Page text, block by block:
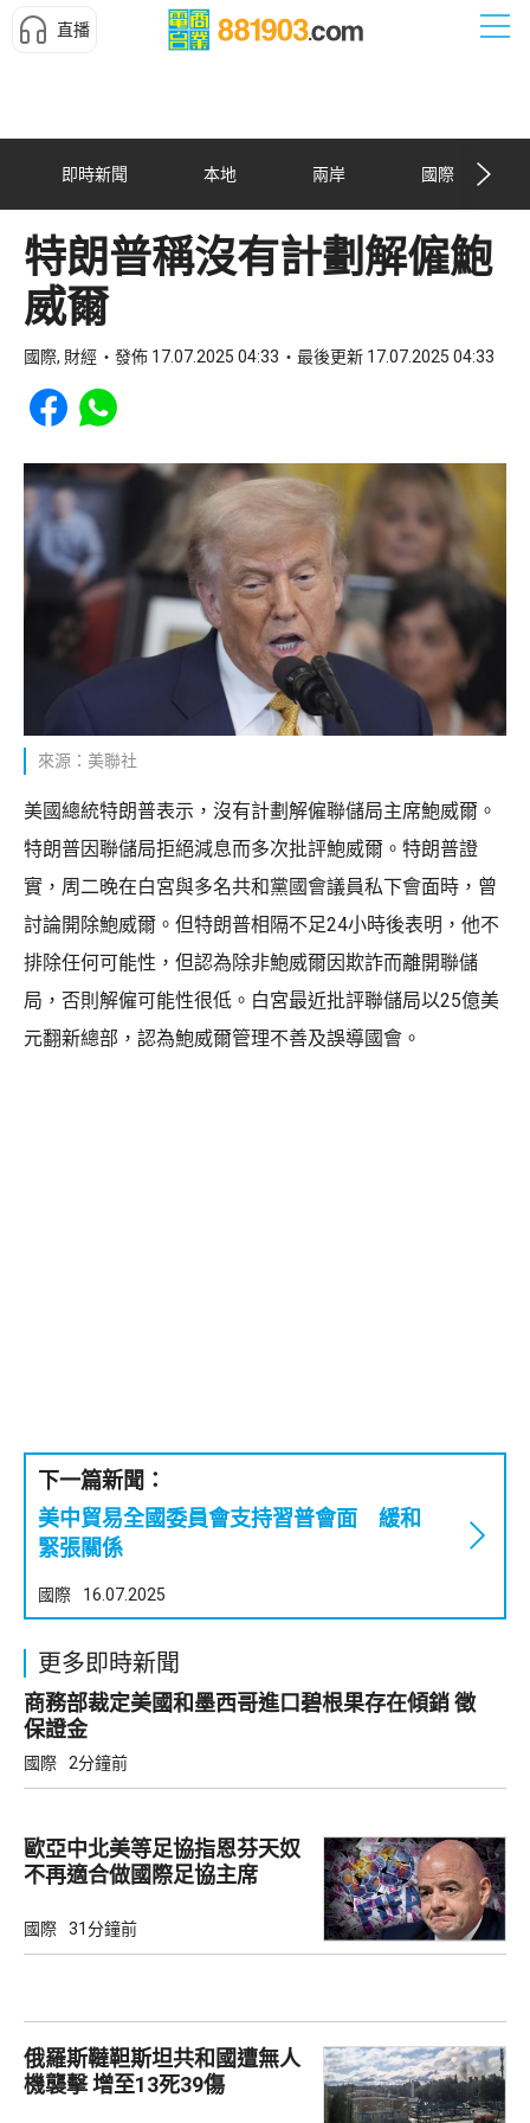
直播
即時新聞 本地 兩岸 國際
特朗普稱沒有計劃解僱鮑
威爾
國際, 財經 發佈 17.07.2025 04:33 最後更新 17.07.2025 04:33
Share to Facebook
Share to WhatsApp
來源：美聯社
美國總統特朗普表示，沒有計劃解僱聯儲局主席鮑威爾。
特朗普因聯儲局拒絕減息而多次批評鮑威爾。特朗普證
實，周二晚在白宮與多名共和黨國會議員私下會面時，曾
討論開除鮑威爾。但特朗普相隔不足24小時後表明，他不
排除任何可能性，但認為除非鮑威爾因欺詐而離開聯儲
局，否則解僱可能性很低。白宮最近批評聯儲局以25億美
元翻新總部，認為鮑威爾管理不善及誤導國會。
下一篇新聞：
美中貿易全國委員會支持習普會面 緩和
緊張關係
國際 16.07.2025
更多即時新聞
商務部裁定美國和墨西哥進口碧根果存在傾銷 徵
保證金
國際 2分鐘前
歐亞中北美等足協指恩芬天奴
不再適合做國際足協主席
國際 31分鐘前
俄羅斯韃靼斯坦共和國遭無人
機襲擊 增至13死39傷